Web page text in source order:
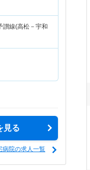
讃線(高松－宇和
見る
病院の求人一覧